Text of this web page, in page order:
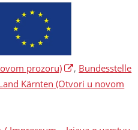
prozoru) , Bundesstelle
Kärnten (Otvori u novom